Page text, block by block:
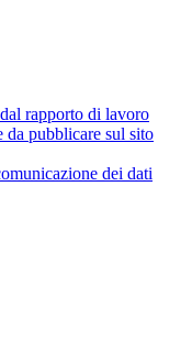
rapporto di lavoro
da pubblicare sul sito
dei dati